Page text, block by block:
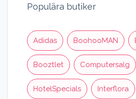
Populära butiker
Adidas BoohooMAN
Booztlet Computersalg
HotelSpecials Interflora